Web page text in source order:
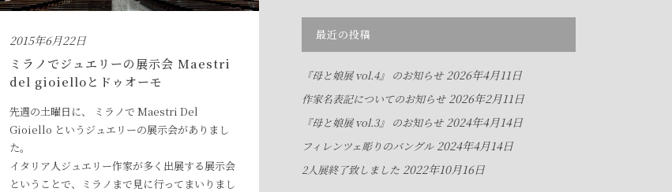
2015年6月22日
ミラノでジュエリーの展示会 Maestri
del gioielloとドゥオーモ
先週の土曜日に、 ミラノで Maestri Del
Gioiello というジュエリーの展示会がありまし
た。
イタリア人ジュエリー作家が多く出展する展示会
ということで、ミラノまで見に行ってまいりまし
最近の投稿
『母と娘展 vol.4』 のお知らせ 2026年4月11日
作家名表記についてのお知らせ 2026年2月11日
『母と娘展 vol.3』 のお知らせ 2024年4月14日
フィレンツェ彫りのバングル 2024年4月14日
2人展終了致しました 2022年10月16日